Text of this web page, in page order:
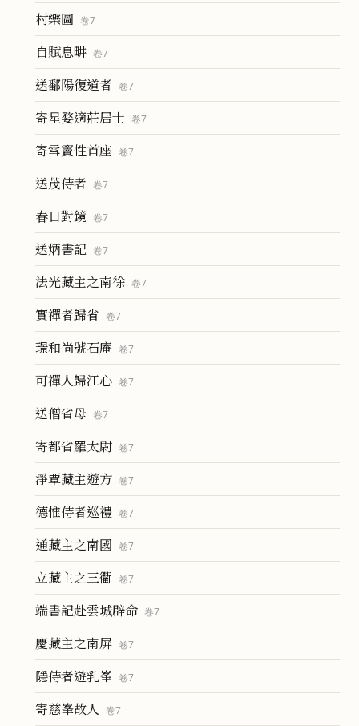
村樂圖 卷7
自賦息畊 卷7
送鄱陽復道者 卷7
寄星婺適莊居士 卷7
寄雪竇性首座 卷7
送茂侍者 卷7
春日對鏡 卷7
送炳書記 卷7
法光藏主之南徐 卷7
實禪者歸省 卷7
璟和尚號石庵 卷7
可禪人歸江心 卷7
送僧省母 卷7
寄都省羅太尉 卷7
淨覃藏主遊方 卷7
德惟侍者巡禮 卷7
通藏主之南國 卷7
立藏主之三衢 卷7
端書記赴雲城辟命 卷7
慶藏主之南屏 卷7
隱侍者遊乳峯 卷7
寄慈峯故人 卷7